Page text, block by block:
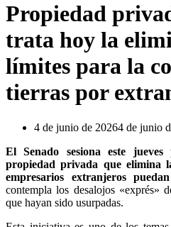
Propiedad
trata hoy la
límites para la
tierras por
4 de junio de 20264 de junio
El Senado sesiona este
propiedad privada que elimina
empresarios extranjeros
contempla los desalojos «exprés»
que hayan sido usurpadas.